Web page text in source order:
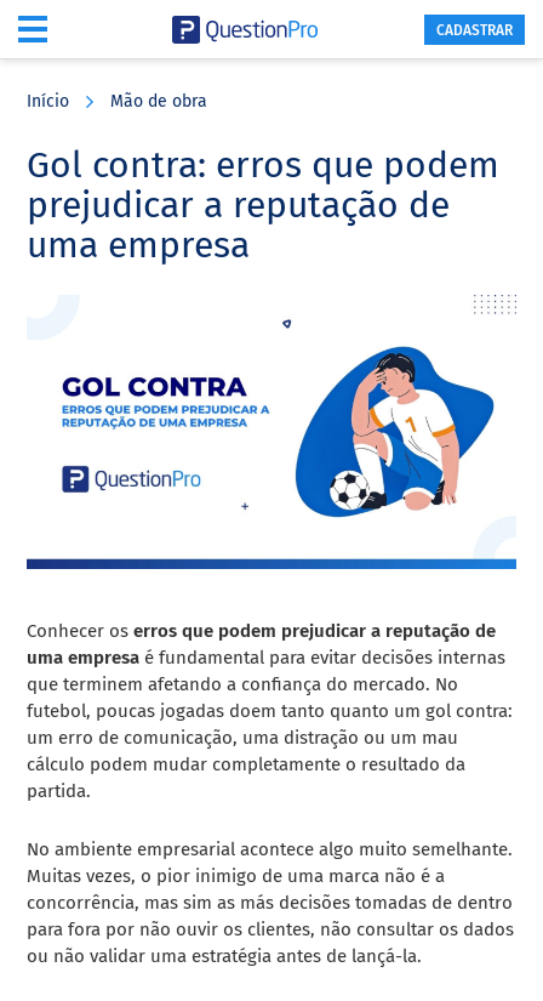
content
sidebar
CADASTRAR
Início Mão de obra
Gol contra: erros que podem
prejudicar a reputação de
uma empresa
Conhecer oserros que podem prejudicar a reputação de
uma empresa é fundamental para evitar decisões internas
que terminem afetando a confiança do mercado. No
futebol, poucas jogadas doem tanto quanto um gol contra:
um erro de comunicação, uma distração ou um mau
cálculo podem mudar completamente o resultado da
partida.
No ambiente empresarial acontece algo muito semelhante.
Muitas vezes, o pior inimigo de uma marca não é a
concorrência, mas sim as más decisões tomadas de dentro
para fora por não ouvir os clientes, não consultar os dados
ou não validar uma estratégia antes de lançá-la.